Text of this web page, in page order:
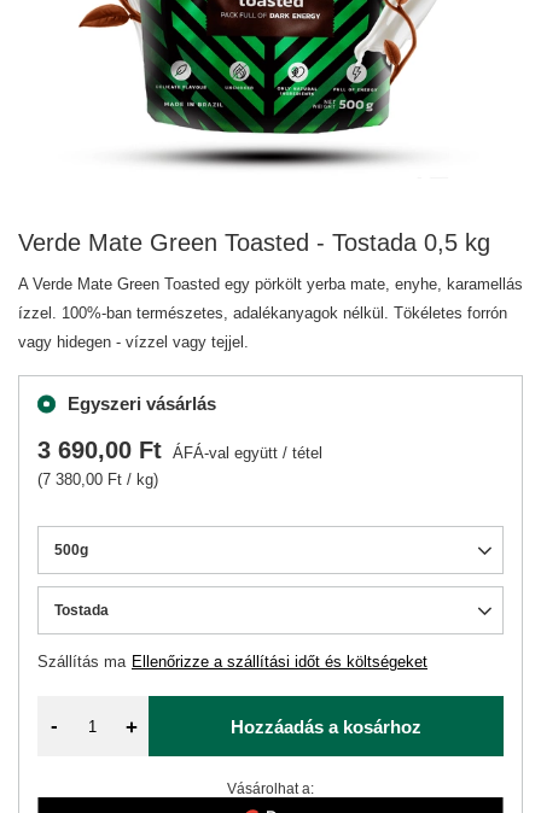
Verde Mate Green Toasted - Tostada 0,5 kg
A Verde Mate Green Toasted egy pörkölt yerba mate, enyhe, karamellás
ízzel. 100%-ban természetes, adalékanyagok nélkül. Tökéletes forrón
vagy hidegen - vízzel vagy tejjel.
Egyszeri vásárlás
500g
Tostada
Szállítás ma Ellenőrizze a szállítási időt és költségeket
3 690,00 Ft ÁFÁ-val együtt / tétel
(7 380,00 Ft / kg)
- + Hozzáadás a kosárhoz
Vásárolhat a: